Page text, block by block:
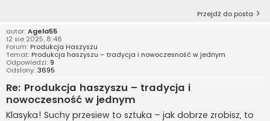
Przejdź do posta
autor: Agela55
12 sie 2025, 8:48
Forum: Produkcja Haszyszu
Temat: Produkcja haszyszu – tradycja i nowoczesność w jednym
Odpowiedzi: 9
Odsłony: 3695
Re: Produkcja haszyszu – tradycja i
nowoczesność w jednym
Klasyka! Suchy przesiew to sztuka – jak dobrze zrobisz, to